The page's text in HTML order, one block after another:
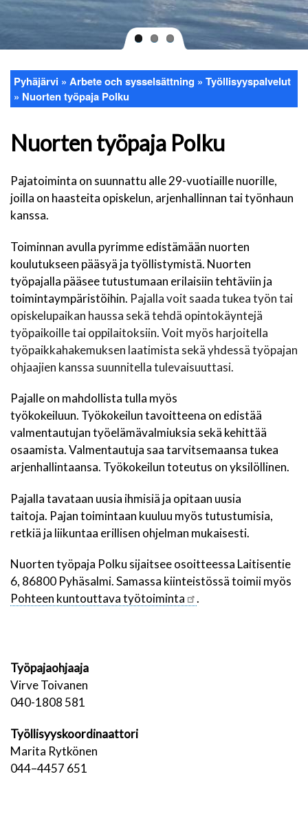
Länkstig
Pyhäjärvi Arbete och sysselsättning
Työllisyyspalvelut
Nuorten työpaja Polku
Nuorten työpaja Polku
Pajatoiminta on suunnattu alle 29-vuotiaille nuorille,
joilla on haasteita opiskelun, arjenhallinnan tai työnhaun
kanssa.
Toiminnan avulla pyrimme edistämään nuorten
koulutukseen pääsyä ja työllistymistä. Nuorten
työpajalla pääsee tutustumaan erilaisiin tehtäviin ja
toimintaympäristöihin. Pajalla voit saada tukea työn tai
opiskelupaikan haussa sekä tehdä opintokäyntejä
työpaikoille tai oppilaitoksiin. Voit myös harjoitella
työpaikkahakemuksen laatimista sekä yhdessä työpajan
ohjaajien kanssa suunnitella tulevaisuuttasi.
Pajalle on mahdollista tulla myös
työkokeiluun. Työkokeilun tavoitteena on edistää
valmentautujan työelämävalmiuksia sekä kehittää
osaamista. Valmentautuja saa tarvitsemaansa tukea
arjenhallintaansa. Työkokeilun toteutus on yksilöllinen.
Pajalla tavataan uusia ihmisiä ja opitaan uusia
taitoja. Pajan toimintaan kuuluu myös tutustumisia,
retkiä ja liikuntaa erillisen ohjelman mukaisesti.
Nuorten työpaja Polku sijaitsee osoitteessa Laitisentie
6, 86800 Pyhäsalmi. Samassa kiinteistössä toimii myös
Pohteen kuntouttava työtoiminta
.
Työpajaohjaaja
Virve Toivanen
040-1808 581
Työllisyyskoordinaattori
Marita Rytkönen
044–4457 651